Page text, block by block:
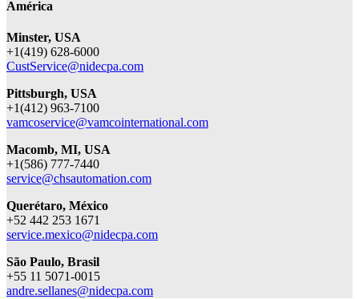
América
Minster, USA
+1(419) 628-6000
CustService@nidecpa.com
Pittsburgh, USA
+1(412) 963-7100
vamcoservice@vamcointernational.com
Macomb, MI, USA
+1(586) 777-7440
service@chsautomation.com
Querétaro, México
+52 442 253 1671
service.mexico@nidecpa.com
São Paulo, Brasil
+55 11 5071-0015
andre.sellanes@nidecpa.com